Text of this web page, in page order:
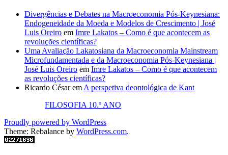
Divergências e Debates na Macroeconomia Pós-Keynesiana:
Endogeneidade da Moeda e Modelos de Crescimento | José
Luis Oreiro em Imre Lakatos – Como é que acontecem as
revoluções científicas?
Uma Avaliação Lakatosiana da Macroeconomia Mainstream
Microfundamentada e da Macroeconomia Pós-Keynesiana |
José Luis Oreiro em Imre Lakatos – Como é que acontecem
as revoluções científicas?
Ricardo Césarem A perspetiva deontológica de Kant
FILOSOFIA 10.º ANO
Proudly powered by WordPress
Theme: Rebalance by WordPress.com.